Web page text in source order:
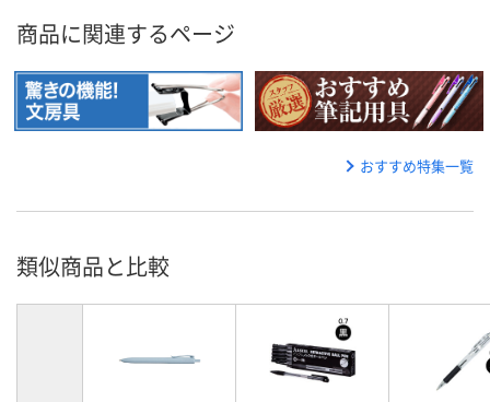
商品に関連するページ
おすすめ特集一覧
類似商品と比較